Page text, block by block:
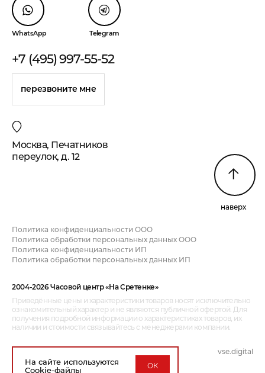
WhatsApp Telegram
+7 (495) 997-55-52
перезвоните мне
Москва, Печатников
переулок, д. 12
наверх
Политика конфиденциальности ООО
Политика обработки персональных данных ООО
Политика конфиденциальности ИП
Политика обработки персональных данных ИП
2004-2026 Часовой центр «На Сретенке»
Приведённые цены и характеристики товаров носят исключительно
ознакомительный характер и не являются публичной офертой. Для
получения подробной информации о характеристиках товаров, их
наличии и стоимости связывайтесь с менеджерами компании.
vse.digital
На сайте используются
Cookie-файлы
ОК